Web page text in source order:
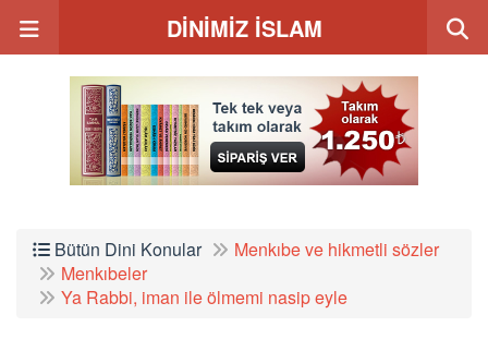
DİNİMİZ İSLAM
Bütün Dini Konular
Menkıbe ve hikmetli sözler
Menkıbeler
Ya Rabbi, iman ile ölmemi nasip eyle